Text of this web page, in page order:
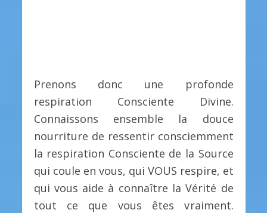
Prenons donc une profonde
respiration Consciente Divine.
Connaissons ensemble la douce
nourriture de ressentir consciemment
la respiration Consciente de la Source
qui coule en vous, qui VOUS respire, et
qui vous aide à connaître la Vérité de
tout ce que vous êtes vraiment.